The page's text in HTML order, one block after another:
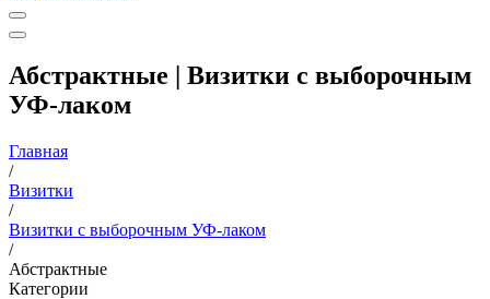
Абстрактные | Визитки с выборочным
УФ-лаком
Главная
/
Визитки
/
Визитки с выборочным УФ-лаком
/
Абстрактные
Категории